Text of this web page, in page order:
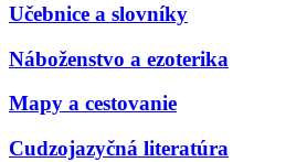
Učebnice a slovníky
Náboženstvo a ezoterika
Mapy a cestovanie
Cudzojazyčná literatúra